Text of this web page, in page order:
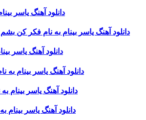
دانلود آهنگ یاسر
دانلود آهنگ یاسر بینام به نام فکر کن
دانلود آهنگ یاسر
دانلود آهنگ یاسر بینام به
دانلود آهنگ یاسر بینام
دانلود آهنگ یاسر بینام